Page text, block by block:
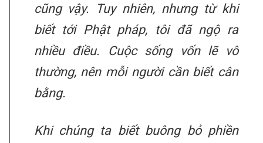
cũng vậy. Tuy nhiên, nhưng từ khi
biết tới Phật pháp, tôi đã ngộ ra
nhiều điều. Cuộc sống vốn lẽ vô
thường, nên mỗi người cần biết cân
bằng.
Khi chúng ta biết buông bỏ phiền